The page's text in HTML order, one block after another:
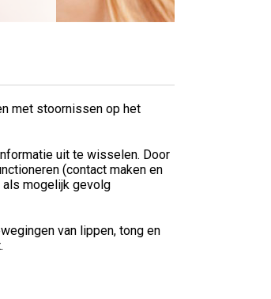
met stoornissen op het
uit te wisselen. Door
(contact maken en
als mogelijk gevolg
van lippen, tong en